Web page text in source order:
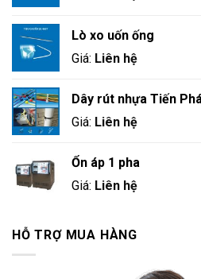
Lò xo uốn ống
Giá: Liên hệ
Dây rút nhựa Tiến
Giá: Liên hệ
Ổn áp 1 pha
Giá: Liên hệ
HỖ TRỢ MUA HÀNG